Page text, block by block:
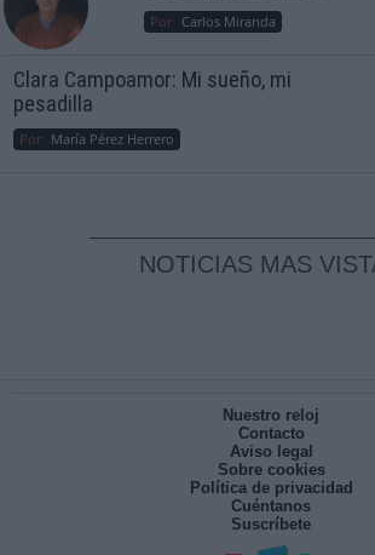
Por Carlos Miranda
Clara Campoamor: Mi sueño, mi
pesadilla
Por María Pérez Herrero
NOTICIAS MAS
Nuestro reloj
Contacto
Aviso legal
Sobre cookies
Política de privacidad
Cuéntanos
Suscríbete